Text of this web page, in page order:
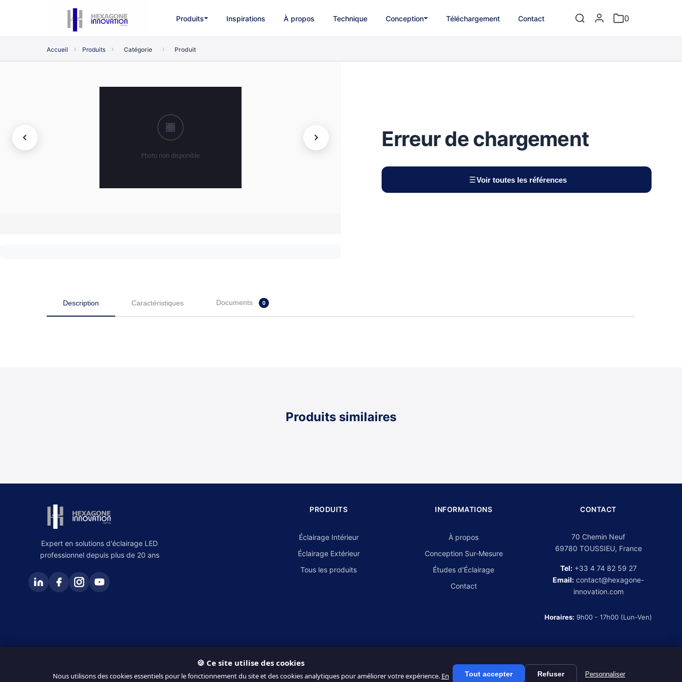
Produits Inspirations À propos Technique Conception Téléchargement Contact 0
Accueil › Produits › Catégorie › Produit
Erreur de chargement
Voir toutes les références
Description Caractéristiques Documents 0
Produits similaires
Expert en solutions d'éclairage LED
professionnel depuis plus de 20 ans
PRODUITS
Éclairage Intérieur
Éclairage Extérieur
Tous les produits
INFORMATIONS
À propos
Conception Sur-Mesure
Études d'Éclairage
Contact
CONTACT
70 Chemin Neuf
69780 TOUSSIEU, France
Tel: +33 4 74 82 59 27
Email: contact@hexagone-
innovation.com
Horaires: 9h00 - 17h00 (Lun-Ven)
© 2026 Hexagone Innovation. Tous droits réservés. Mentions légalesCGV Politique de confidentialité
🍪 Ce site utilise des cookies
Nous utilisons des cookies essentiels pour le fonctionnement du site et des cookies analytiques pour améliorer votre expérience. En
Tout accepter Refuser Personnaliser